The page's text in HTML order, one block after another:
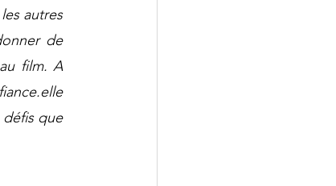
autres
de
film. A
que